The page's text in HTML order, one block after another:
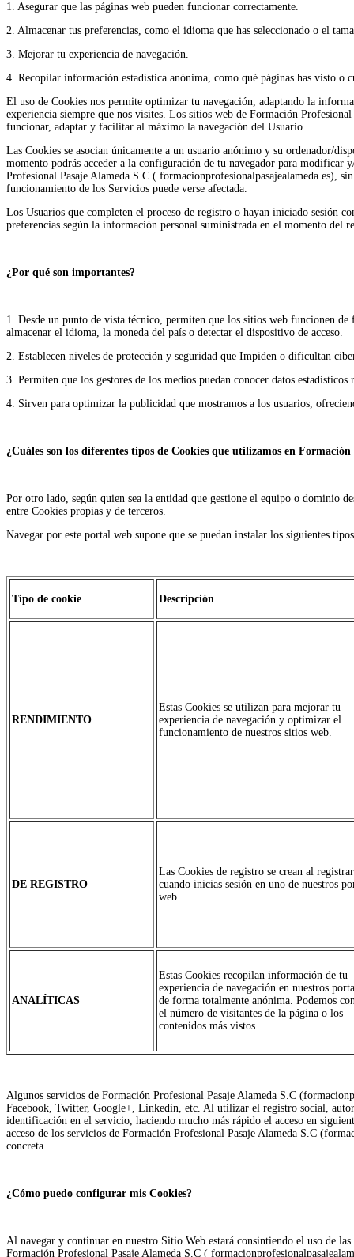
1. Asegurar que las páginas web pueden funcionar correctamente.
2. Almacenar tus preferencias, como el idioma que has seleccionado o el
3. Mejorar tu experiencia de navegación.
4. Recopilar información estadística anónima, como qué páginas has visto o
El uso de Cookies nos permite optimizar tu navegación, adaptando la
experiencia siempre que nos visites. Los sitios web de Formación
funcionar, adaptar y facilitar al máximo la navegación del Usuario.
Las Cookies se asocian únicamente a un usuario anónimo y su ordenador/
momento podrás acceder a la configuración de tu navegador para modificar
Profesional Pasaje Alameda S.C ( formacionprofesionalpasajealameda.es),
funcionamiento de los Servicios puede verse afectada.
Los Usuarios que completen el proceso de registro o hayan iniciado sesión
preferencias según la información personal suministrada en el momento del
¿Por qué son importantes?
1. Desde un punto de vista técnico, permiten que los sitios web funcionen
almacenar el idioma, la moneda del país o detectar el dispositivo de acceso.
2. Establecen niveles de protección y seguridad que Impiden o dificultan
3. Permiten que los gestores de los medios puedan conocer datos
4. Sirven para optimizar la publicidad que mostramos a los usuarios,
¿Cuáles son los diferentes tipos de Cookies que utilizamos en
Por otro lado, según quien sea la entidad que gestione el equipo o dominio
entre Cookies propias y de terceros.
Navegar por este portal web supone que se puedan instalar los siguientes
Tipo de cookie Descripción
RENDIMIENTO
Estas Cookies se utilizan para mejorar tu
experiencia de navegación y optimizar el
funcionamiento de nuestros sitios web.
DE REGISTRO
Las Cookies de registro se crean al
cuando inicias sesión en uno de nuestros
web.
ANALÍTICAS
Estas Cookies recopilan información de tu
experiencia de navegación en nuestros
de forma totalmente anónima. Podemos
el número de visitantes de la página o los
contenidos más vistos.
Algunos servicios de Formación Profesional Pasaje Alameda S.C
Facebook, Twitter, Google+, Linkedin, etc. Al utilizar el registro social,
identificación en el servicio, haciendo mucho más rápido el acceso en
acceso de los servicios de Formación Profesional Pasaje Alameda S.C
concreta.
¿Cómo puedo configurar mis Cookies?
Al navegar y continuar en nuestro Sitio Web estará consintiendo el uso de
Formación Profesional Pasaje Alameda S.C (